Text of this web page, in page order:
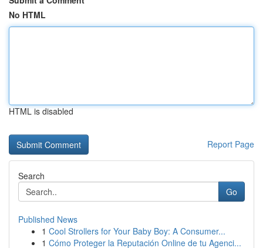
No HTML
HTML is disabled
Report Page
Search
Go
Published News
1 Cool Strollers for Your Baby Boy: A Consumer...
1 Cómo Proteger la Reputación Online de tu Agenci...